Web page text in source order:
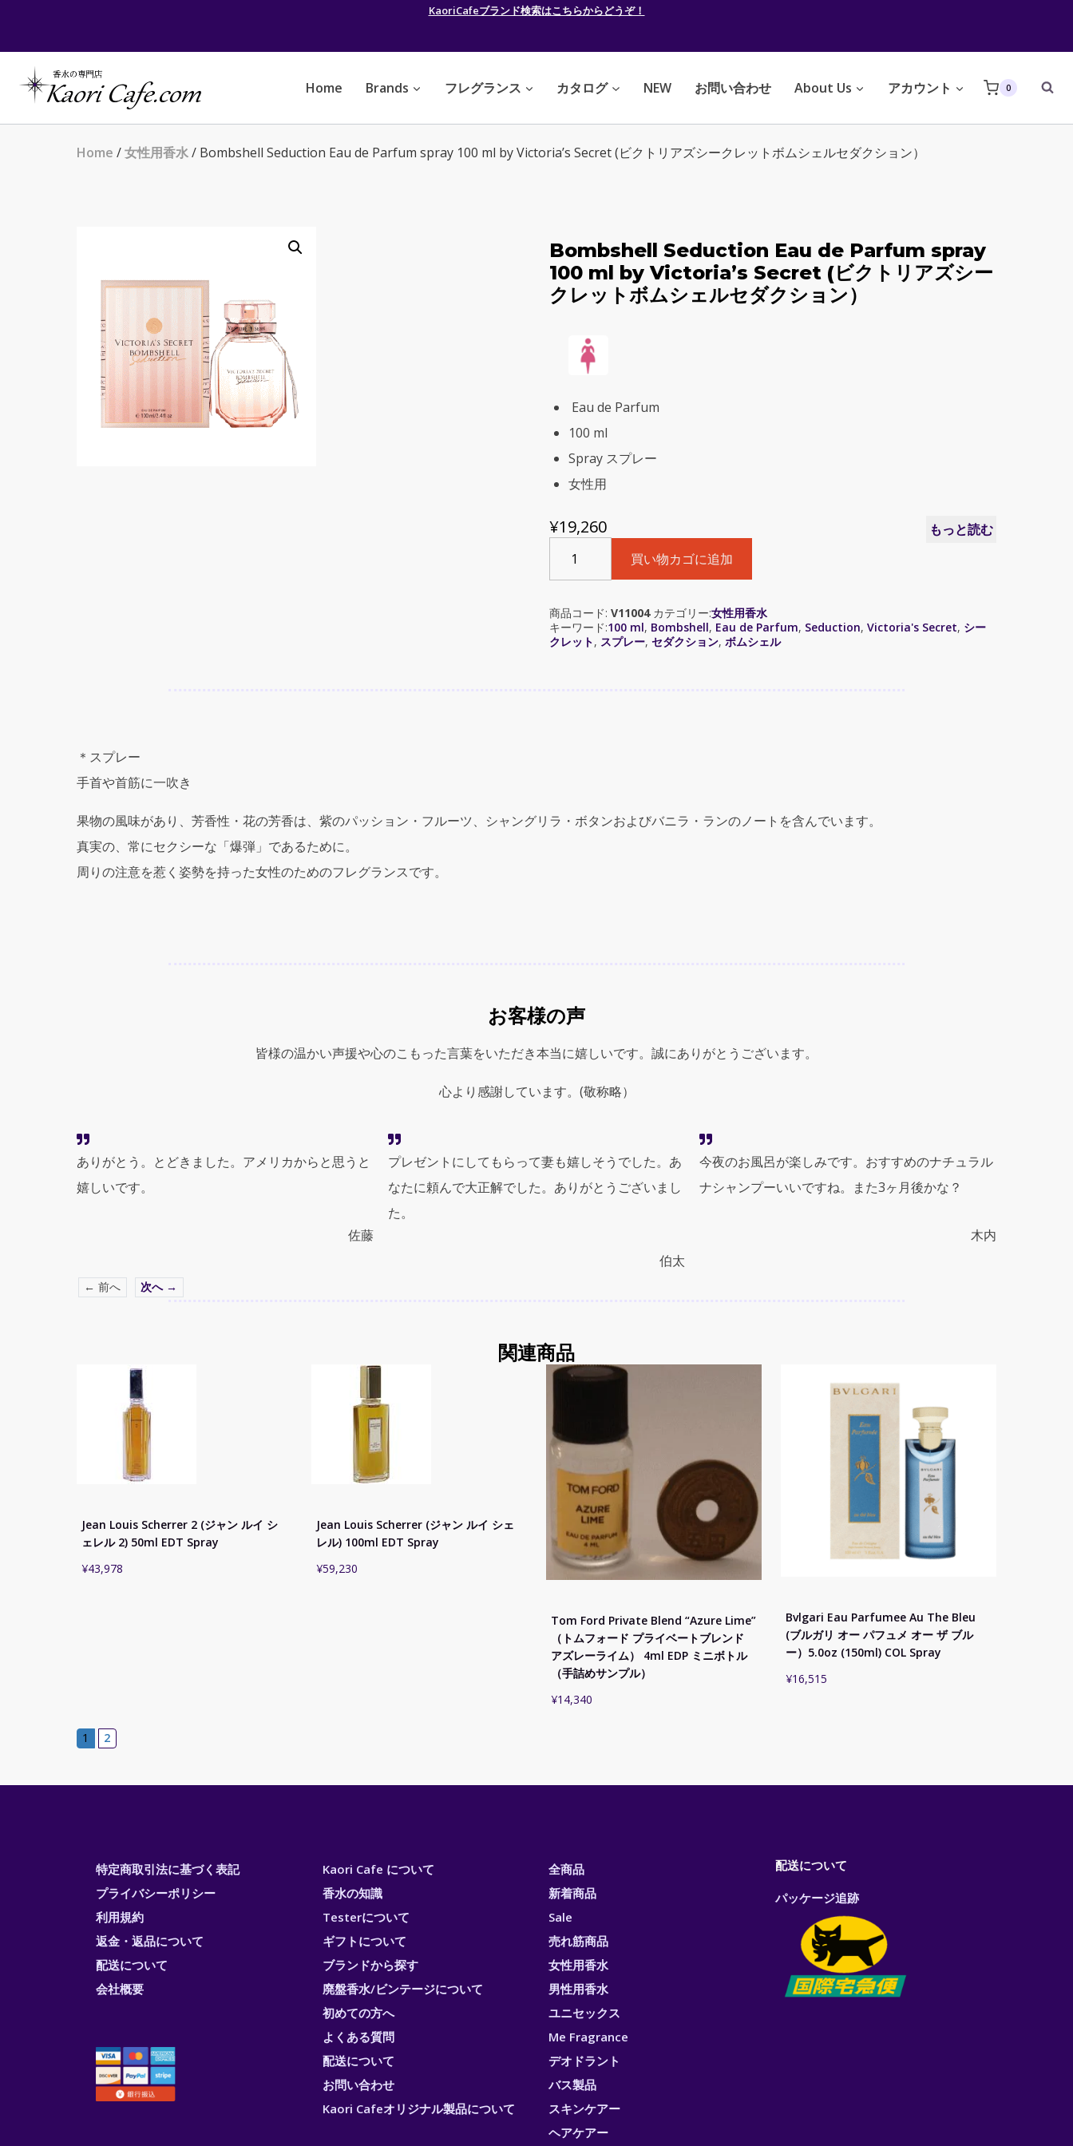
content
KaoriCafeブランド検索はこちらからどうぞ！
Home Brands フレグランス カタログ NEW お問い合わせ About Us アカウント 0
Home /女性用香水/ Bombshell Seduction Eau de Parfum spray 100 ml by Victoria’s Secret (ビクトリアズシークレットボムシェルセダクション）
Bombshell Seduction Eau de Parfum spray
100 ml by Victoria’s Secret (ビクトリアズシー
クレットボムシェルセダクション）
Eau de Parfum
100 ml
Spray スプレー
女性用
もっと読む
¥19,260
Seduction
Eau
Parfum
spray
100
ア
ズ
ェ
セ
ク
quantity
買い物カゴに追加
商品コード: V11004カテゴリー:女性用香水
キーワード:100 ml, Bombshell, Eau de Parfum, Seduction, Victoria's Secret, シー
クレット, スプレー, セダクション, ボムシェル
＊スプレー
手首や首筋に一吹き
果物の風味があり、芳香性・花の芳香は、紫のパッション・フルーツ、シャングリラ・ボタンおよびバニラ・ランのノートを含んでいます。
真実の、常にセクシーな「爆弾」であるために。
周りの注意を惹く姿勢を持った女性のためのフレグランスです。
お客様の声
皆様の温かい声援や心のこもった言葉をいただき本当に嬉しいです。誠にありがとうございます。
心より感謝しています。(敬称略）
ありがとう。とどきました。アメリカからと思うと
嬉しいです。
佐藤
プレゼントにしてもらって妻も嬉しそうでした。あ
なたに頼んで大正解でした。ありがとうございまし
た。
伯太
今夜のお風呂が楽しみです。おすすめのナチュラル
ナシャンプーいいですね。また3ヶ月後かな？
木内
← 前へ 次へ →
関連商品
Jean Louis Scherrer 2 (ジャン ルイ シ
ェレル 2) 50ml EDT Spray
¥43,978
Jean Louis Scherrer (ジャン ルイ シェ
レル) 100ml EDT Spray
¥59,230
Tom Ford Private Blend “Azure Lime”
（トムフォード プライベートブレンド
アズレーライム） 4ml EDP ミニボトル
（手詰めサンプル）
¥14,340
Bvlgari Eau Parfumee Au The Bleu
(ブルガリ オー パフュメ オー ザ ブル
ー）5.0oz (150ml) COL Spray
¥16,515
1 2
特定商取引法に基づく表記
プライバシーポリシー
利用規約
返金・返品について
配送について
会社概要
Kaori Cafe について
香水の知識
Testerについて
ギフトについて
ブランドから探す
廃盤香水/ビンテージについて
初めての方へ
よくある質問
配送について
お問い合わせ
Kaori Cafeオリジナル製品について
全商品
新着商品
Sale
売れ筋商品
女性用香水
男性用香水
ユニセックス
Me Fragrance
デオドラント
バス製品
スキンケアー
ヘアケアー
配送について
パッケージ追跡